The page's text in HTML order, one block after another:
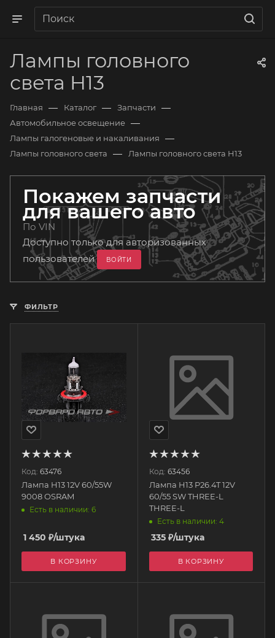
Лампы головного
света H13
Главная — Каталог — Запчасти —
Автомобильное освещение —
Лампы галогеновые и накаливания —
Лампы головного света — Лампы головного света H13
Покажем запчасти
для вашего авто
По VIN
Доступно только для авторизованных
пользователей
ВОЙТИ
ФИЛЬТР
Код: 63476
Лампа H13 12V 60/55W
9008 OSRAM
Есть в наличии: 6
1 450 ₽/штука
В КОРЗИНУ
Код: 63456
Лампа H13 P26.4T 12V
60/55 SW THREE-L
THREE-L
Есть в наличии: 4
335₽/штука
В КОРЗИНУ